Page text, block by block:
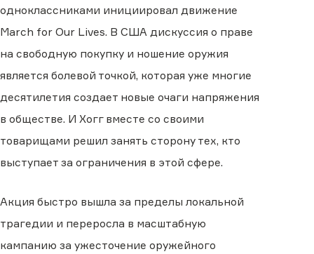
одноклассниками инициировал движение
March for Our Lives. В США дискуссия о праве
на свободную покупку и ношение оружия
является болевой точкой, которая уже многие
десятилетия создает новые очаги напряжения
в обществе. И Хогг вместе со своими
товарищами решил занять сторону тех, кто
выступает за ограничения в этой сфере.
Акция быстро вышла за пределы локальной
трагедии и переросла в масштабную
кампанию за ужесточение оружейного